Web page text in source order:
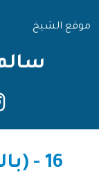
موقع الشيخ
16 -